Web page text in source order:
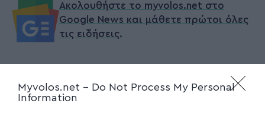
Myvolos.net - Do Not Process My Personal
Information
Ακολουθήστε το myvolos.net στο
Google News και μάθετε πρώτοι όλες
τις ειδήσεις.
Ακολουθήστε μας στο επίσημο κανάλι
του Myvolos.net στο Youtube